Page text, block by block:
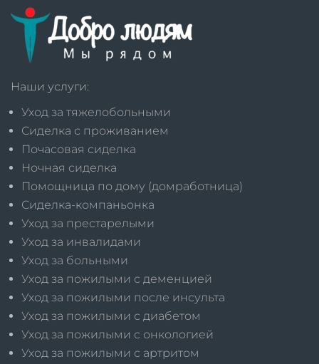
Наши услуги:
Уход за тяжелобольными
Сиделка с проживанием
Почасовая сиделка
Ночная сиделка
Помощница по дому (домработница)
Сиделка-компаньонка
Уход за престарелыми
Уход за инвалидами
Уход за больными
Уход за пожилыми с деменцией
Уход за пожилыми после инсульта
Уход за пожилыми с диабетом
Уход за пожилыми с онкологией
Уход за пожилыми с артритом